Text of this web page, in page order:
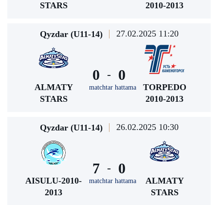
STARS
2010-2013
Qyzdar (U11-14) 27.02.2025 11:20
ALMATY
STARS
0 -
matchtar hattama
0
TORPEDO
2010-2013
Qyzdar (U11-14) 26.02.2025 10:30
AISULU-2010-
2013
7 -
matchtar hattama
0
ALMATY
STARS